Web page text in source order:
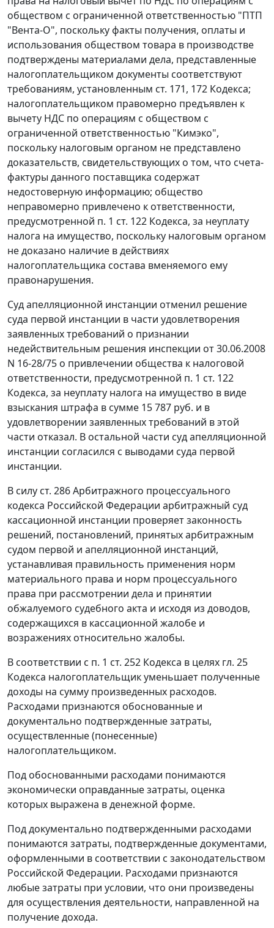
обществом с ограниченной ответственностью "ПТП
"Вента-О", поскольку факты получения, оплаты и
использования обществом товара в производстве
подтверждены материалами дела, представленные
налогоплательщиком документы соответствуют
требованиям, установленным ст. 171, 172 Кодекса;
налогоплательщиком правомерно предъявлен к
вычету НДС по операциям с обществом с
ограниченной ответственностью "Кимэко",
поскольку налоговым органом не представлено
доказательств, свидетельствующих о том, что счета-
фактуры данного поставщика содержат
недостоверную информацию; общество
неправомерно привлечено к ответственности,
предусмотренной п. 1 ст. 122 Кодекса, за неуплату
налога на имущество, поскольку налоговым органом
не доказано наличие в действиях
налогоплательщика состава вменяемого ему
правонарушения.
Суд апелляционной инстанции отменил решение
суда первой инстанции в части удовлетворения
заявленных требований о признании
недействительным решения инспекции от 30.06.2008
N 16-28/75 о привлечении общества к налоговой
ответственности, предусмотренной п. 1 ст. 122
Кодекса, за неуплату налога на имущество в виде
взыскания штрафа в сумме 15 787 руб. и в
удовлетворении заявленных требований в этой
части отказал. В остальной части суд апелляционной
инстанции согласился с выводами суда первой
инстанции.
В силу ст. 286Арбитражного процессуального
кодекса Российской Федерации арбитражный суд
кассационной инстанции проверяет законность
решений, постановлений, принятых арбитражным
судом первой и апелляционной инстанций,
устанавливая правильность применения норм
материального права и норм процессуального
права при рассмотрении дела и принятии
обжалуемого судебного акта и исходя из доводов,
содержащихся в кассационной жалобе и
возражениях относительно жалобы.
В соответствии с п. 1 ст. 252 Кодекса в целях гл. 25
Кодекса налогоплательщик уменьшает полученные
доходы на сумму произведенных расходов.
Расходами признаются обоснованные и
документально подтвержденные затраты,
осуществленные (понесенные)
налогоплательщиком.
Под обоснованными расходами понимаются
экономически оправданные затраты, оценка
которых выражена в денежной форме.
Под документально подтвержденными расходами
понимаются затраты, подтвержденные документами,
оформленными в соответствии с законодательством
Российской Федерации. Расходами признаются
любые затраты при условии, что они произведены
для осуществления деятельности, направленной на
получение дохода.